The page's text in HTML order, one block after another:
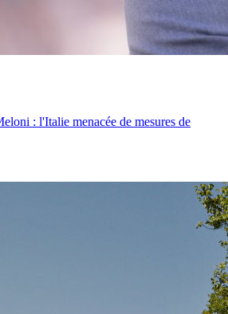
: l'Italie menacée de mesures de